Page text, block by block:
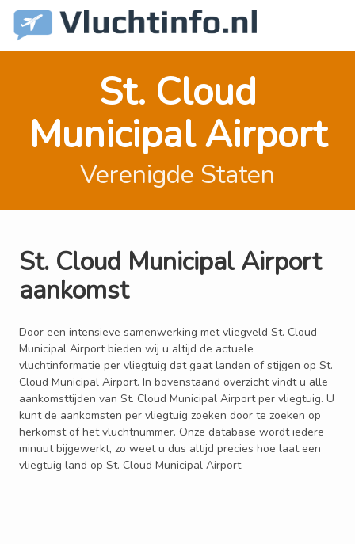
St. Cloud
Municipal Airport
Verenigde Staten
St. Cloud Municipal Airport
aankomst
Door een intensieve samenwerking met vliegveld St. Cloud
Municipal Airport bieden wij u altijd de actuele
vluchtinformatie per vliegtuig dat gaat landen of stijgen op St.
Cloud Municipal Airport. In bovenstaand overzicht vindt u alle
aankomsttijden van St. Cloud Municipal Airport per vliegtuig. U
kunt de aankomsten per vliegtuig zoeken door te zoeken op
herkomst of het vluchtnummer. Onze database wordt iedere
minuut bijgewerkt, zo weet u dus altijd precies hoe laat een
vliegtuig land op St. Cloud Municipal Airport.